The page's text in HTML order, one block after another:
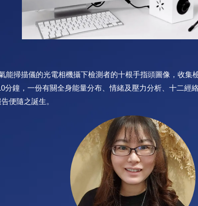
能掃描儀的光電相機攝下檢測者的十根手指頭圖像，收集
分鐘，一份有關全身能量分布、情緒及壓力分析、十二經
便隨之誕生。